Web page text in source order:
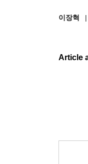
이장혁 |
Article